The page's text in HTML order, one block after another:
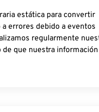
estática para convertir
errores debido a eventos
regularmente
de que nuestra información